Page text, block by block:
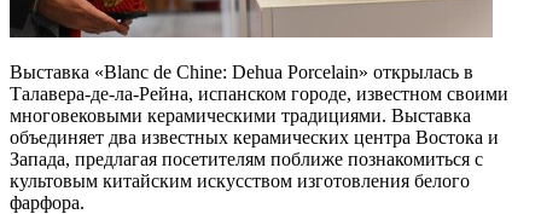
Выставка «Blanc de Chine: Dehua Porcelain» открылась в
Талавера-де-ла-Рейна, испанском городе, известном своими
многовековыми керамическими традициями. Выставка
объединяет два известных керамических центра Востока и
Запада, предлагая посетителям поближе познакомиться с
культовым китайским искусством изготовления белого
фарфора.